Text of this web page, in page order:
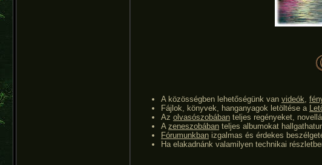
A közösségben lehetőségünk van videók
Fájlok, könyvek, hanganyagok letöltése a
Az olvasószobában teljes regényeket,
A zeneszobában teljes albumokat
Fórumunkban izgalmas és érdekes
Ha elakadnánk valamilyen technikai